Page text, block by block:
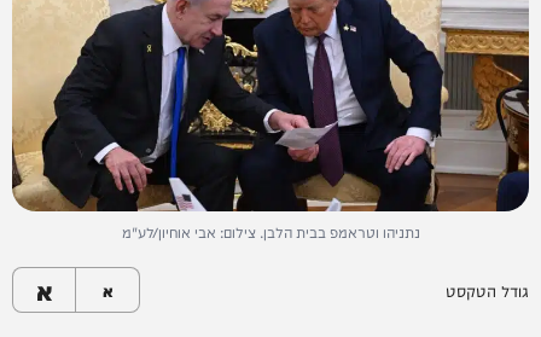
נתניהו וטראמפ בבית הלבן. צילום: אבי אוחיון/לע"מ
גודל הטקסט א א